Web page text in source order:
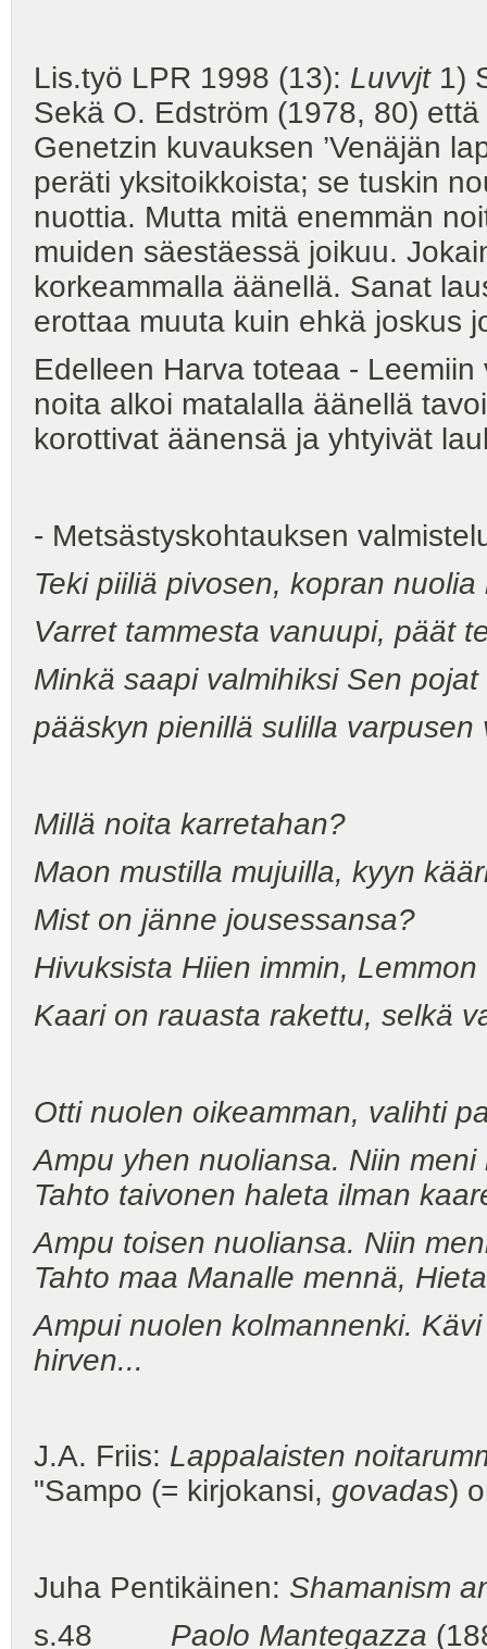
Lis.työ LPR 1998 (13): Luvvjt 1)
Sekä O. Edström (1978, 80)
Genetzin kuvauksen ’Venäjän
peräti yksitoikkoista; se tuskin
nuottia. Mutta mitä enemmän
muiden säestäessä joikuu.
korkeammalla äänellä. Sanat
erottaa muuta kuin ehkä joskus
Edelleen Harva toteaa -
noita alkoi matalalla äänellä
korottivat äänensä ja yhtyivät
- Metsästyskohtauksen
Teki piiliä pivosen, kopran nuolia
Varret tammesta vanuupi, päät
Minkä saapi valmihiksi Sen
pääskyn pienillä sulilla varpusen
Millä noita karretahan?
Maon mustilla mujuilla, kyyn
Mist on jänne jousessansa?
Hivuksista Hiien immin,
Kaari on rauasta rakettu, selkä
Otti nuolen oikeamman, valihti
Ampu yhen nuoliansa. Niin
Tahto taivonen haleta ilman
Ampu toisen nuoliansa. Niin
Tahto maa Manalle mennä,
Ampui nuolen kolmannenki.
hirven...
J.A. Friis: Lappalaisten
"Sampo (= kirjokansi, govadas)
Juha Pentikäinen: Shamanism
s.48 Paolo Mantegazza